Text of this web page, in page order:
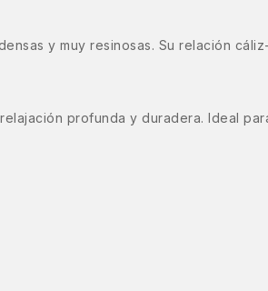
y muy resinosas. Su relación
profunda y duradera. Ideal